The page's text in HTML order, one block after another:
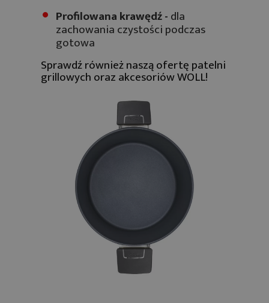
Profilowana krawędź -dla
zachowania czystości podczas
gotowa
Sprawdź również naszą ofertępatelni
grillowychorazakcesoriów WOLL!